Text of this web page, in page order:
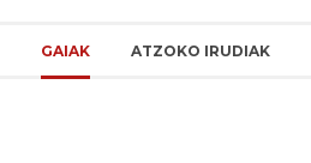
GAIAK ATZOKO IRUDIAK